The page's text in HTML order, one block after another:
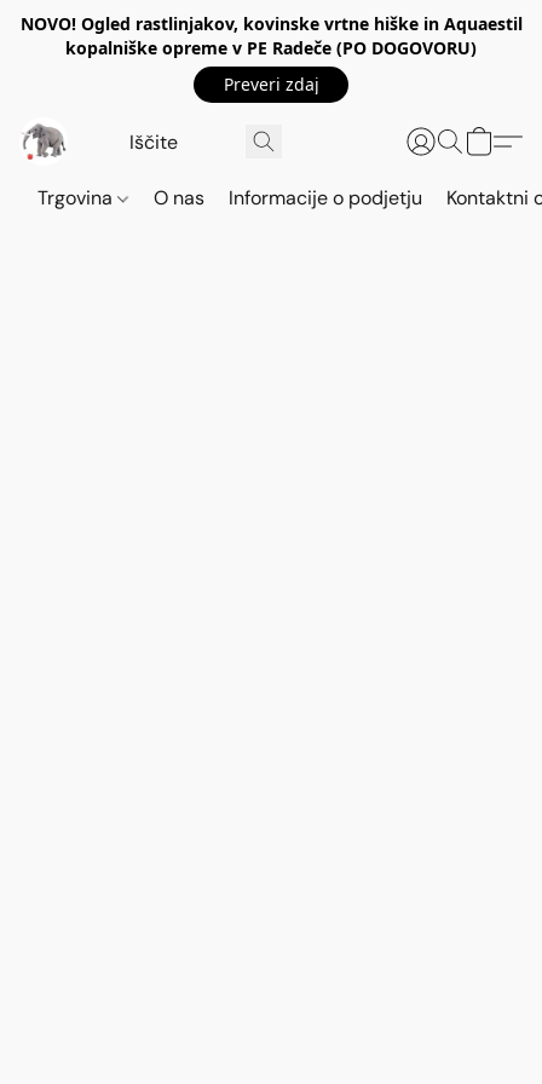
NOVO! Ogled rastlinjakov, kovinske vrtne hiške in Aquaestil
kopalniške opreme v PE Radeče (PO DOGOVORU)
Preveri zdaj
Trgovina O nas Informacije o podjetju Kontaktni